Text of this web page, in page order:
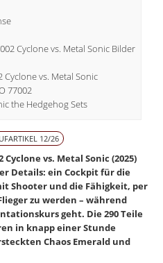
Cyclone vs. Metal Sonic Bilder
Cyclone vs. Metal Sonic
77002
the Hedgehog Sets
12/26
Cyclone vs. Metal Sonic (2025)
Details: ein Cockpit für die
Shooter und die Fähigkeit, per
zu werden – während
geht. Die 290 Teile
in knapp einer Stunde
Chaos Emerald und